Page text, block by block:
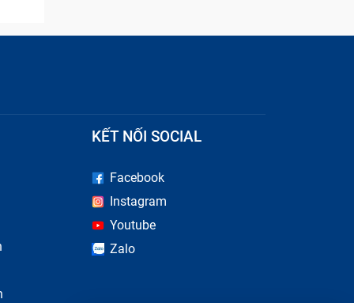
KẾT NỐI SOCIAL
Facebook
Instagram
Youtube
Zalo